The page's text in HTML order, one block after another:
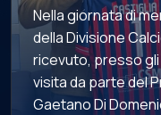
Nella giornata di
della Divisione
ricevuto, presso gli
visita da parte del
Gaetano Di